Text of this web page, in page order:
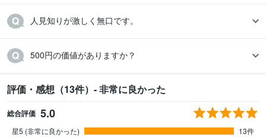
人見知りが激しく無口です。
500円の価値がありますか？
評価・感想（13件）- 非常に良かった
総合評価 5.0
星5 (非常に良かった)
13件